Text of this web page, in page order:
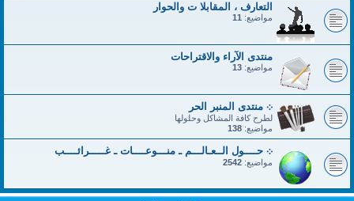
التعارف ، المقابلا ت والحوار
مواضيع: 11
منتدى الآراء والاقتراحات
مواضيع: 13
܀ منتدى المنبر الحر
لطرح كافة المشاكل وحلولها
مواضيع: 138
܀ حــــول الــعـالـــم ـ منـــوعــــات ـ غـــــرائــــب
مواضيع: 2542